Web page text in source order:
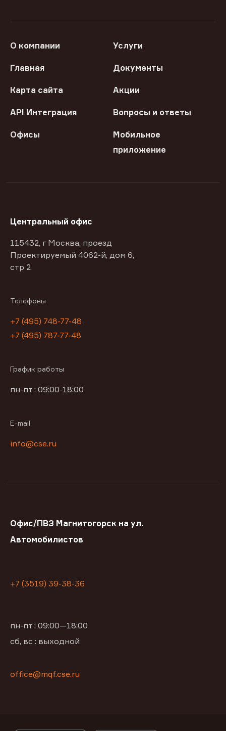
О компании Услуги
Главная Документы
Карта сайта Акции
API Интеграция Вопросы и ответы
Офисы
Мобильное
приложение
Центральный офис
115432, г Москва, проезд
Проектируемый 4062-й, дом 6,
стр 2
Телефоны
+7 (495) 748-77-48
+7 (495) 787-77-48
График работы
пн-пт : 09:00-18:00
E-mail
info@cse.ru
Офис/ПВЗ Магнитогорск на ул.
Автомобилистов
+7 (3519) 39-38-36
пн-пт : 09:00—18:00
сб, вс : выходной
office@mqf.cse.ru